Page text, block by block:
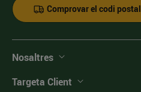
Comprovar el codi postal
Nosaltres
Targeta Client